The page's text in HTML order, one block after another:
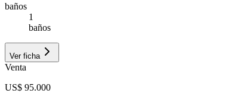
baños
1
baños
Ver ficha
Venta
US$ 95.000